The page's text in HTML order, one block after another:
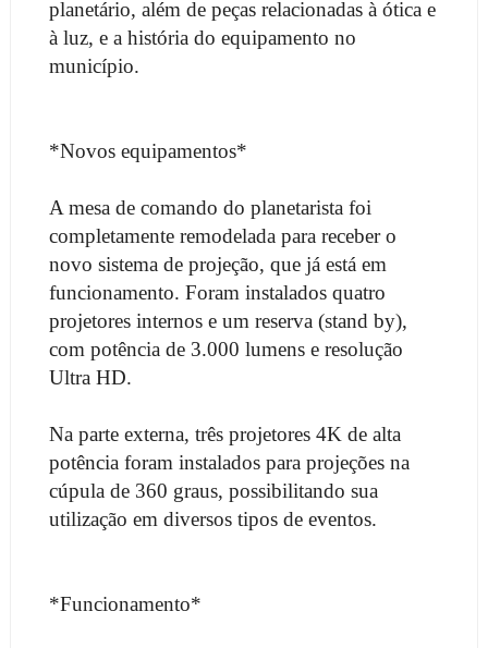
planetário, além de peças relacionadas à ótica e
à luz, e a história do equipamento no
município.
*Novos equipamentos*
A mesa de comando do planetarista foi
completamente remodelada para receber o
novo sistema de projeção, que já está em
funcionamento. Foram instalados quatro
projetores internos e um reserva (stand by),
com potência de 3.000 lumens e resolução
Ultra HD.
Na parte externa, três projetores 4K de alta
potência foram instalados para projeções na
cúpula de 360 graus, possibilitando sua
utilização em diversos tipos de eventos.
*Funcionamento*